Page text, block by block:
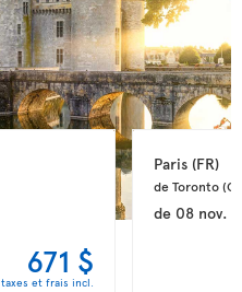
671 $
taxes et frais incl.
Paris (FR)
de Toronto
de 08 nov.